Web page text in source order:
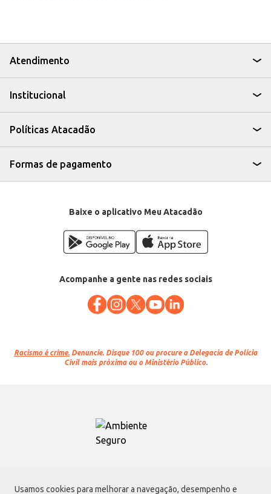
Usamos cookies para melhorar a navegação, desempenho e
Atendimento
Institucional
Políticas Atacadão
Formas de pagamento
Baixe o aplicativo Meu Atacadão
Acompanhe a gente nas redes sociais
Racismo é crime. Denuncie. Disque 100 ou procure a Delegacia de Polícia
Civil mais próxima ou o Ministério Público.
Atacadão S.A.